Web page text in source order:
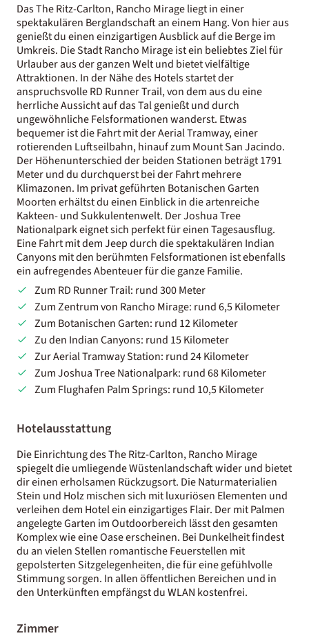
Das The Ritz-Carlton, Rancho Mirage liegt in einer
spektakulären Berglandschaft an einem Hang. Von hier aus
genießt du einen einzigartigen Ausblick auf die Berge im
Umkreis. Die Stadt Rancho Mirage ist ein beliebtes Ziel für
Urlauber aus der ganzen Welt und bietet vielfältige
Attraktionen. In der Nähe des Hotels startet der
anspruchsvolle RD Runner Trail, von dem aus du eine
herrliche Aussicht auf das Tal genießt und durch
ungewöhnliche Felsformationen wanderst. Etwas
bequemer ist die Fahrt mit der Aerial Tramway, einer
rotierenden Luftseilbahn, hinauf zum Mount San Jacindo.
Der Höhenunterschied der beiden Stationen beträgt 1791
Meter und du durchquerst bei der Fahrt mehrere
Klimazonen. Im privat geführten Botanischen Garten
Moorten erhältst du einen Einblick in die artenreiche
Kakteen- und Sukkulentenwelt. Der Joshua Tree
Nationalpark eignet sich perfekt für einen Tagesausflug.
Eine Fahrt mit dem Jeep durch die spektakulären Indian
Canyons mit den berühmten Felsformationen ist ebenfalls
ein aufregendes Abenteuer für die ganze Familie.
Zum RD Runner Trail: rund 300 Meter
Zum Zentrum von Rancho Mirage: rund 6,5 Kilometer
Zum Botanischen Garten: rund 12 Kilometer
Zu den Indian Canyons: rund 15 Kilometer
Zur Aerial Tramway Station: rund 24 Kilometer
Zum Joshua Tree Nationalpark: rund 68 Kilometer
Zum Flughafen Palm Springs: rund 10,5 Kilometer
Hotelausstattung
Die Einrichtung des The Ritz-Carlton, Rancho Mirage
spiegelt die umliegende Wüstenlandschaft wider und bietet
dir einen erholsamen Rückzugsort. Die Naturmaterialien
Stein und Holz mischen sich mit luxuriösen Elementen und
verleihen dem Hotel ein einzigartiges Flair. Der mit Palmen
angelegte Garten im Outdoorbereich lässt den gesamten
Komplex wie eine Oase erscheinen. Bei Dunkelheit findest
du an vielen Stellen romantische Feuerstellen mit
gepolsterten Sitzgelegenheiten, die für eine gefühlvolle
Stimmung sorgen. In allen öffentlichen Bereichen und in
den Unterkünften empfängst du WLAN kostenfrei.
Zimmer